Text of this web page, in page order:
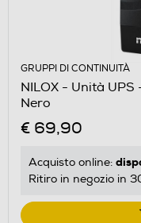
GRUPPI DI CONTINUITÀ
NILOX - Unità UPS
Nero
€ 69,90
Acquisto online:
Ritiro in negozio in